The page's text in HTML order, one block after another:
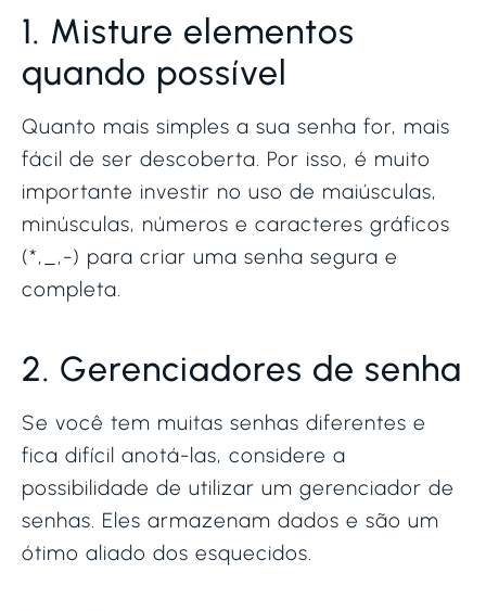
1. Misture elementos
quando possível
Quanto mais simples a sua senha for, mais
fácil de ser descoberta. Por isso, é muito
importante investir no uso de maiúsculas,
minúsculas, números e caracteres gráficos
(*,_,-) para criar uma senha segura e
completa.
2. Gerenciadores de senha
Se você tem muitas senhas diferentes e
fica difícil anotá-las, considere a
possibilidade de utilizar um gerenciador de
senhas. Eles armazenam dados e são um
ótimo aliado dos esquecidos.